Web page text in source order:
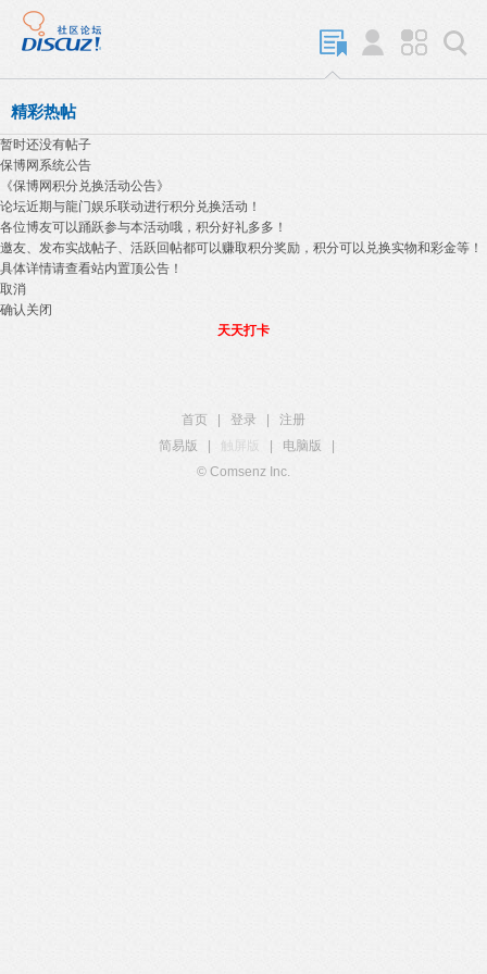
精彩热帖
暂时还没有帖子
保博网系统公告
《保博网积分兑换活动公告》
论坛近期与龍门娱乐联动进行积分兑换活动！
各位博友可以踊跃参与本活动哦，积分好礼多多！
邀友、发布实战帖子、活跃回帖都可以赚取积分奖励，积分可以兑换实物和彩金等！
具体详情请查看站内置顶公告！
取消
确认关闭
天天打卡
首页 登录
注册
简易版
触屏版 电脑版
© Comsenz Inc.